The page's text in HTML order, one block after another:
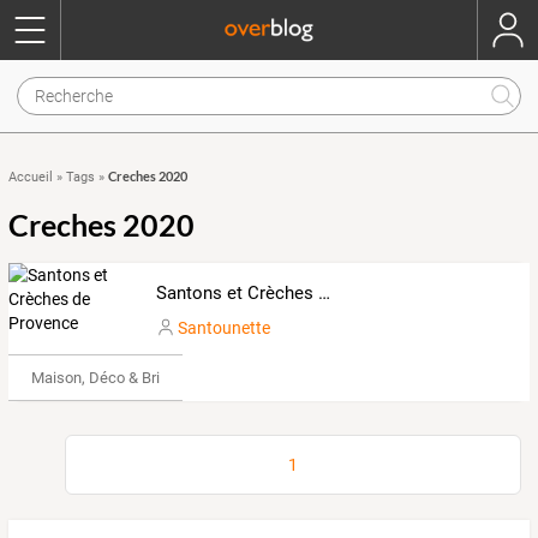
Accueil » Tags » Creches 2020
Creches 2020
Santons et Crèches de Provence
Santounette
Maison, Déco & Bricolage
1